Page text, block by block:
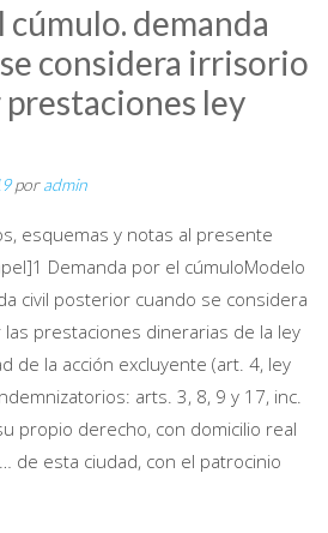
demanda
considera irrisorio
ley
poradmin
esquemas y notas al presente
Demanda por el cúmuloModelo
civil posterior cuando se considera
prestaciones dinerarias de la ley
de la acción excluyente (art. 4, ley
arts. 3, 8, 9 y 17, inc.
propio derecho, con domicilio real
de esta ciudad, con el patrocinio